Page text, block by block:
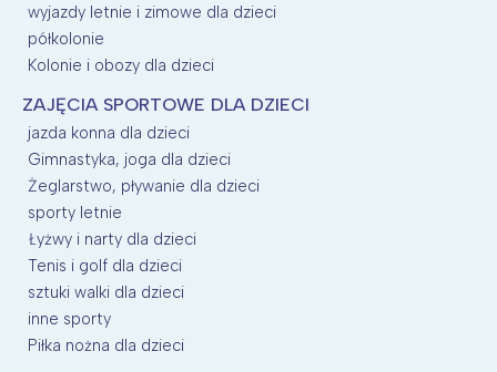
wyjazdy letnie i zimowe dla dzieci
półkolonie
Kolonie i obozy dla dzieci
ZAJĘCIA SPORTOWE DLA DZIECI
jazda konna dla dzieci
Gimnastyka, joga dla dzieci
Żeglarstwo, pływanie dla dzieci
sporty letnie
Łyżwy i narty dla dzieci
Tenis i golf dla dzieci
sztuki walki dla dzieci
inne sporty
Piłka nożna dla dzieci